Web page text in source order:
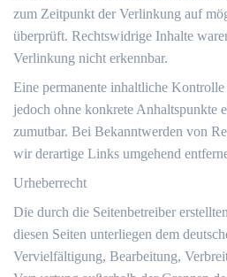
zum Zeitpunkt der Verlinkung auf
überprüft. Rechtswidrige Inhalte
Verlinkung nicht erkennbar.
Eine permanente inhaltliche
jedoch ohne konkrete Anhaltspunkte
zumutbar. Bei Bekanntwerden von
wir derartige Links umgehend
Urheberrecht
Die durch die Seitenbetreiber
diesen Seiten unterliegen dem
Vervielfältigung, Bearbeitung,